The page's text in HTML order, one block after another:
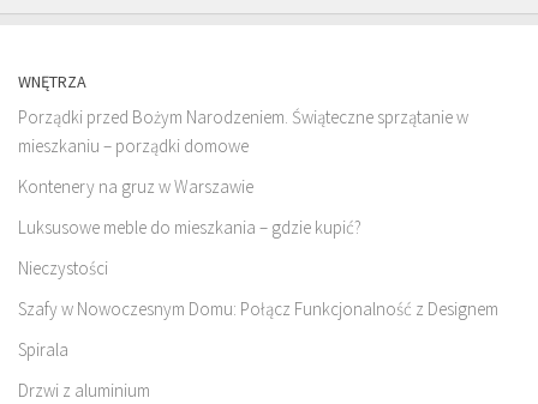
WNĘTRZA
Porządki przed Bożym Narodzeniem. Świąteczne sprzątanie w
mieszkaniu – porządki domowe
Kontenery na gruz w Warszawie
Luksusowe meble do mieszkania – gdzie kupić?
Nieczystości
Szafy w Nowoczesnym Domu: Połącz Funkcjonalność z Designem
Spirala
Drzwi z aluminium